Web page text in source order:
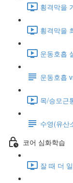
횡격막을
횡격막을
운동호흡
운동호흡
목/승모근
수영(유산
코어 심화학습
잘 때 더